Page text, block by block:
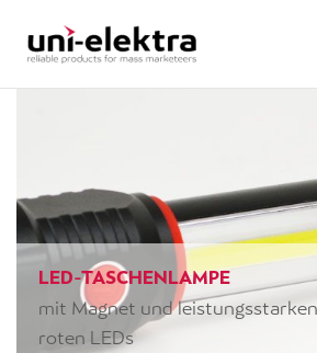
LED-TASCHENLAMPE
mit Magnet und
roten LEDs